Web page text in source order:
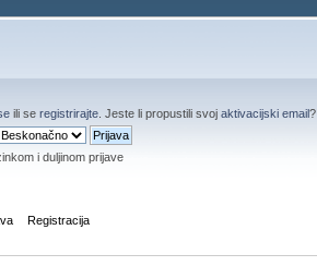
ili seregistrirajte . Jeste li propustili svojaktivacijski email?
i duljinom prijave
Registracija